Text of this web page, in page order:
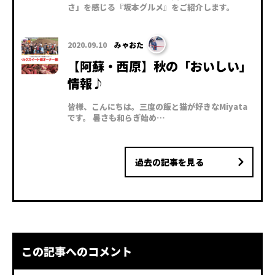
さ」を感じる『坂本グルメ』をご紹介します。
2020.09.10 みゃおた
【阿蘇・西原】秋の「おいしい」
情報♪
皆様、こんにちは。三度の飯と猫が好きなMiyata
です。 暑さも和らぎ始め…
過去の記事を見る
この記事へのコメント